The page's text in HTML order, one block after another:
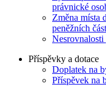
právnické
Změna místa
peněžních
Příspěvky a dotace
Doplatek na
Příspěvek na